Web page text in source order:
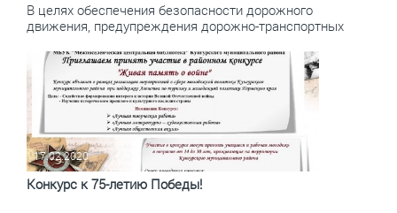
В целях обеспечения безопасности дорожного
движения, предупреждения дорожно-транспортных
17.02.2020
Конкурс к 75-летию Победы!